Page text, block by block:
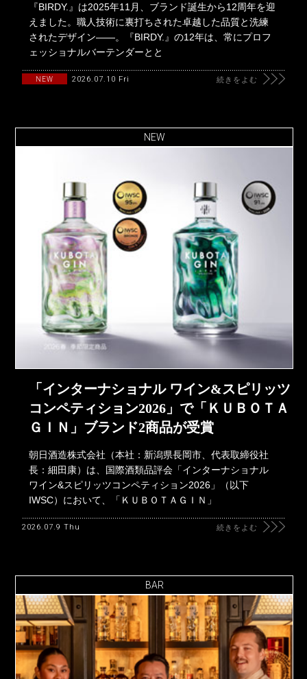
『BIRDY.』は2025年11月、ブランド誕生から12周年を迎
えました。職人技術に裏打ちされた卓越した品質と洗練
されたデザイン――。『BIRDY.』の12年は、常にプロフ
ェッショナルバーテンダーとと
NEW 2026.07.10 Fri 続きをよむ
NEW
「インターナショナル ワイン&スピリッツ
コンペティション2026」で「ＫＵＢＯＴＡ
ＧＩＮ」ブランド2商品が受賞
朝日酒造株式会社（本社：新潟県長岡市、代表取締役社
長：細田康）は、国際酒類品評会「インターナショナル
ワイン&スピリッツコンペティション2026」（以下
IWSC）において、「ＫＵＢＯＴＡＧＩＮ」
2026.07.9 Thu 続きをよむ
BAR